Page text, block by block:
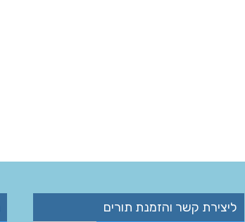
ליצירת קשר והזמנת תורים